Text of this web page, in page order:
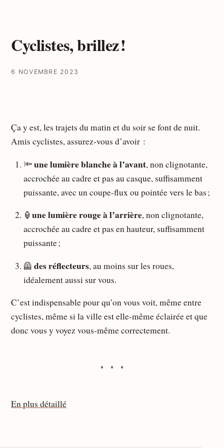
Cyclistes, brillez !
6 NOVEMBRE 2023
Ça y est, les trajets du matin et du soir se font de nuit.
Amis cyclistes, assurez-vous d’avoir :
🔦une lumière blanche à l’avant, non clignotante,
accrochée au cadre et pas au casque, suffisamment
puissante, avec un coupe-flux ou pointée vers le bas ;
🏮 une lumière rouge à l’arrière, non clignotante,
accrochée au cadre et pas en hauteur, suffisamment
puissante ;
🦺 des réflecteurs, au moins sur les roues,
idéalement aussi sur vous.
C’est indispensable pour qu’on vous voit, même entre
cyclistes, même si la ville est elle-même éclairée et que
donc vous y voyez vous-même correctement.
En plus détaillé